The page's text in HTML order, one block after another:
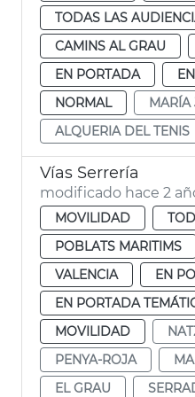
TODAS LAS
CAMINS AL GRAU
EN PORTADA
NORMAL
MARÍA
ALQUERIA DEL TENIS
Vías Serrería
modificado hace 2
MOVILIDAD
POBLATS MARITIMS
VALENCIA
EN
EN PORTADA
MOVILIDAD
PENYA-ROJA
EL GRAU